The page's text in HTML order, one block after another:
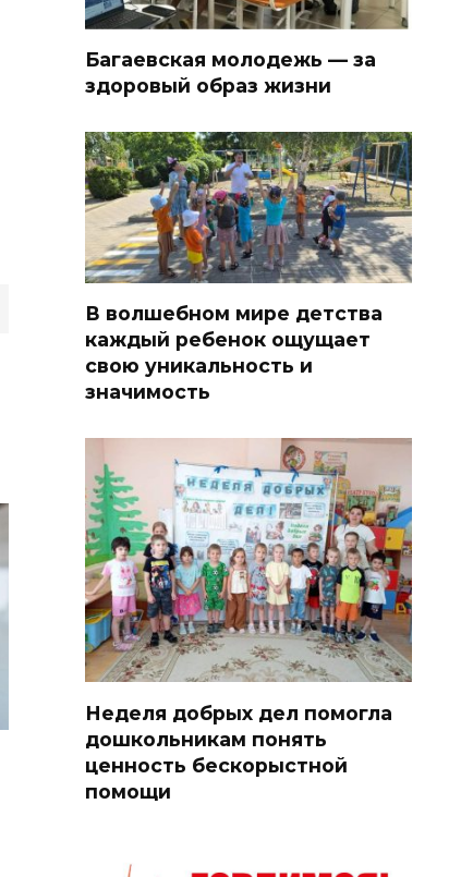
Багаевская молодежь — за
здоровый образ жизни
В волшебном мире детства
каждый ребенок ощущает
свою уникальность и
значимость
Неделя добрых дел помогла
дошкольникам понять
ценность бескорыстной
помощи